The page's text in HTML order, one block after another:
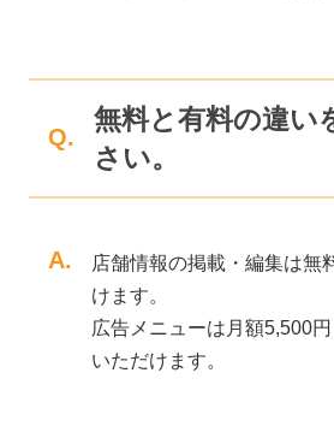
Q.
無料と有料の違い
さい。
A.
店舗情報の掲載・編集は無
けます。
広告メニューは月額5,500
いただけます。